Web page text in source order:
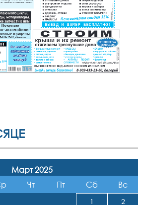
Март 2025
Чт Пт Сб Вс
1
2